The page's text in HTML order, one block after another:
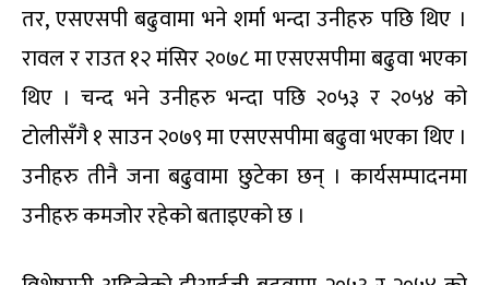
तर, एसएसपी बढुवामा भने शर्मा भन्दा उनीहरु पछि थिए ।
रावल र राउत १२ मंसिर २०७८ मा एसएसपीमा बढुवा भएका
थिए । चन्द भने उनीहरु भन्दा पछि २०५३ र २०५४ को
टोलीसँगै १ साउन २०७९ मा एसएसपीमा बढुवा भएका थिए ।
उनीहरु तीनै जना बढुवामा छुटेका छन् । कार्यसम्पादनमा
उनीहरु कमजोर रहेको बताइएको छ ।